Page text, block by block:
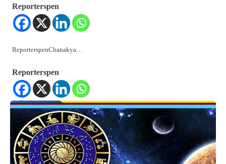
Reporterspen
ReporterspenChanakya…
Reporterspen